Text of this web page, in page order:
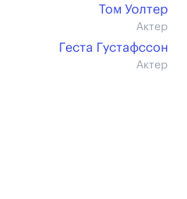
Том Уолтер
Актер
Геста Густафссон
Актер